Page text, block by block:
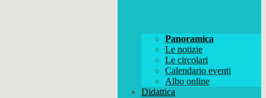
Panoramica
Le notizie
Le circolari
Calendario eventi
Albo online
Didattica